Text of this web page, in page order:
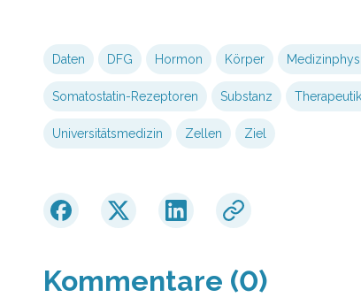
Daten DFG Hormon Körper
Somatostatin-Rezeptoren Substanz
Universitätsmedizin Zellen Ziel
Kommentare (0)